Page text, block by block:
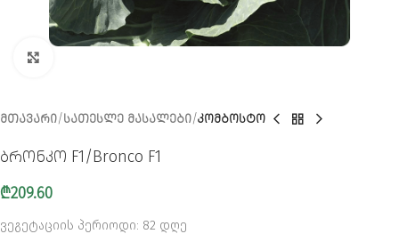
ᲛᲗᲐᲕᲐᲠᲘ ᲡᲐᲗᲔᲡᲚᲔ ᲛᲐᲡᲐᲚᲔᲑᲘ ᲙᲝᲛᲑᲝᲡᲢᲝ
ბრონკო F1/Bronco F1
₾209.60
ვეგეტაციის პერიოდი: 82 დღე